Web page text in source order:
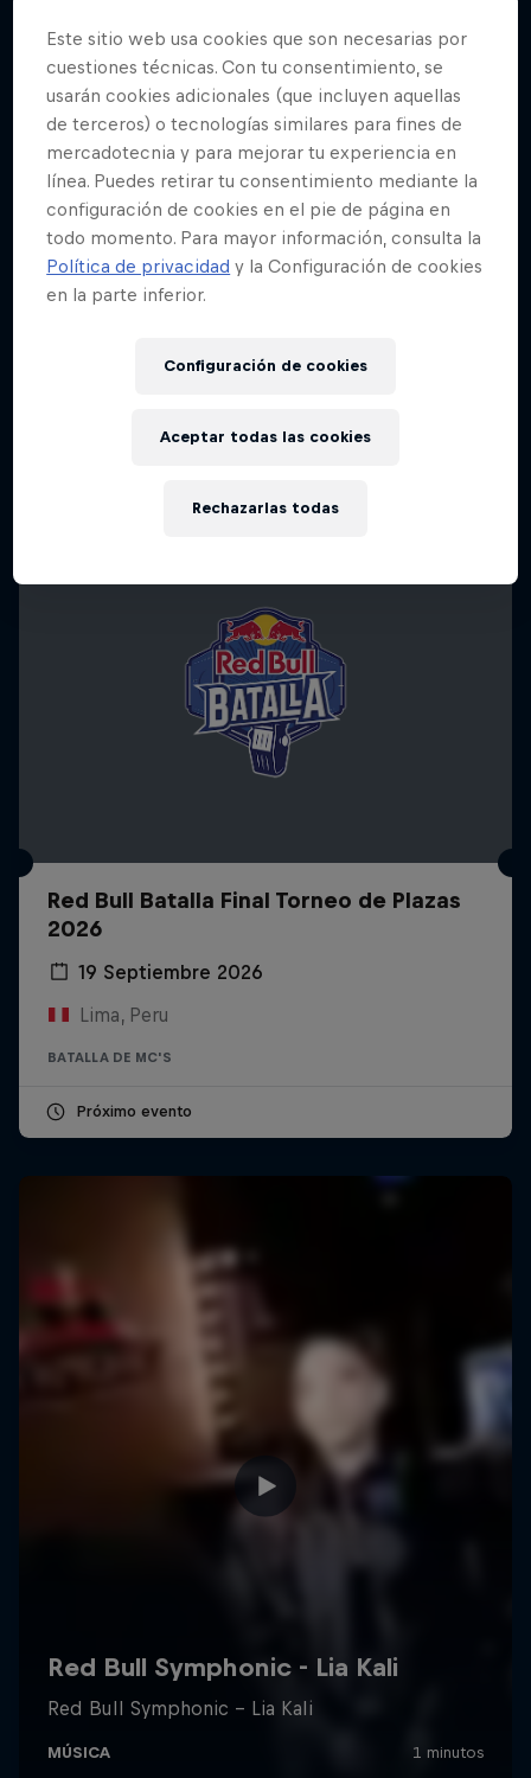
Red Bull Batalla Final Torneo de Plazas
2026
19 Septiembre 2026
Lima, Peru
BATALLA DE MC'S
Próximo evento
Este sitio web usa cookies que son necesarias por
cuestiones técnicas. Con tu consentimiento, se
usarán cookies adicionales (que incluyen aquellas
de terceros) o tecnologías similares para fines de
mercadotecnia y para mejorar tu experiencia en
línea. Puedes retirar tu consentimiento mediante la
configuración de cookies en el pie de página en
todo momento. Para mayor información, consulta la
Política de privacidad y la Configuración de cookies
en la parte inferior.
Configuración de cookies
Rechazarlas todas
Aceptar todas las cookies